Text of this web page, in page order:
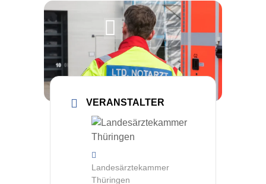
VERANSTALTER
Landesärztekammer
Thüringen